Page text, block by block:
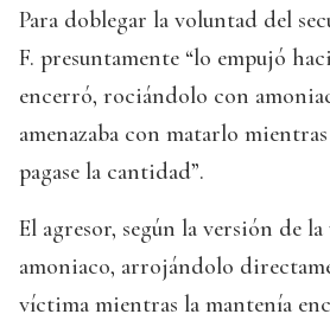
Para doblegar la voluntad del
F. presuntamente “lo empujó
encerró, rociándolo con
amenazaba con matarlo
pagase la cantidad”.
El agresor, según la versión de
amoniaco, arrojándolo
víctima mientras la mantenía